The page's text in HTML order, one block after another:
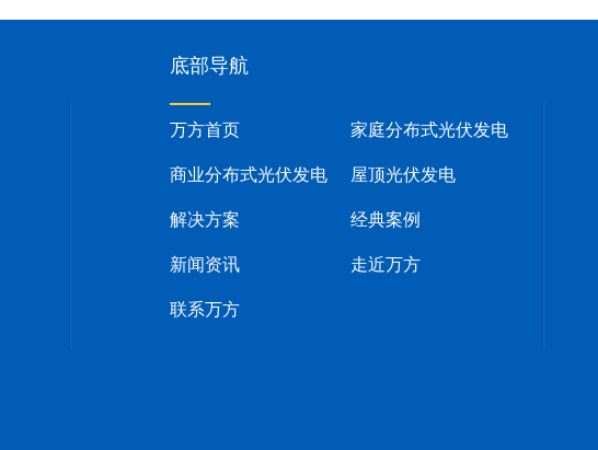
底部导航
万方首页 家庭分布式光伏发电
商业分布式光伏发电 屋顶光伏发电
解决方案 经典案例
新闻资讯 走近万方
联系万方